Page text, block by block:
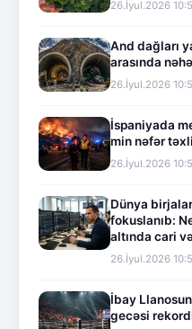
26.İyul.2026
And dağları
arasında
26.İyul.2026
İspaniyada
min nəfər
26.İyul.2026
Dünya
fokuslanıb:
altında cari
26.İyul.2026
İbay
gecəsi